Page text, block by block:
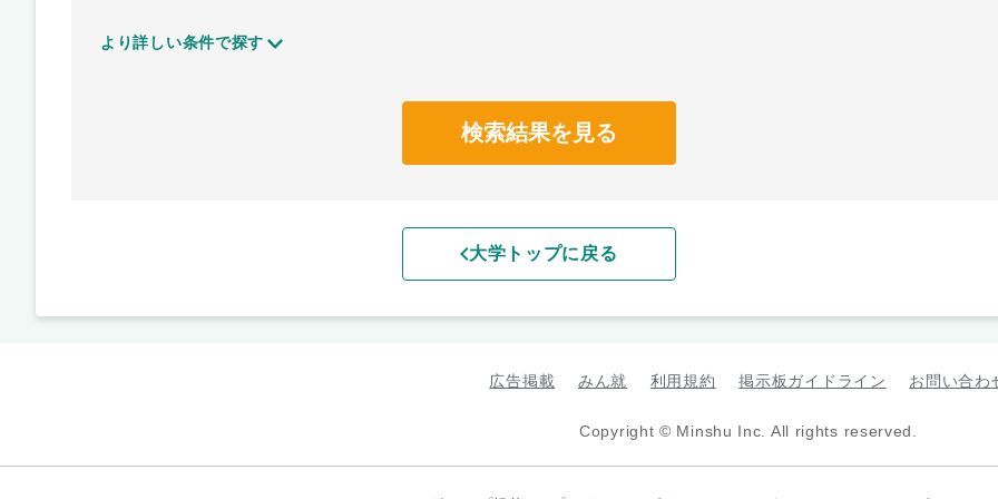
より詳しい条件で探す
検索結果を見る
大学トップに戻る
広告掲載 みん就 利用規約 掲示板ガイドライン お問い合わ
Copyright © Minshu Inc. All rights reserved.